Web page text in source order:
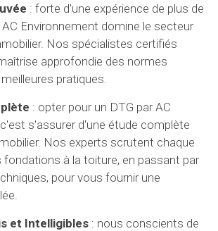
: forte d'une expérience de plus de
Environnement domine le secteur
Nos spécialistes certifiés
approfondie des normes
pratiques.
: opter pour un DTG par AC
s'assurer d'une étude complète
Nos experts scrutent chaque
à la toiture, en passant par
pour vous fournir une
et Intelligibles : nous conscients de